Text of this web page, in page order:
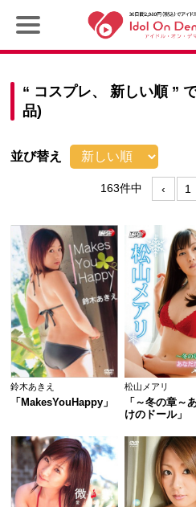
“ コスプレ、新しい順”
品)
並び替え
163件中 ‹ 1
鈴木あきえ
「MakesYouHappy」
松山メアリ
「～冬の章～
けのドール」